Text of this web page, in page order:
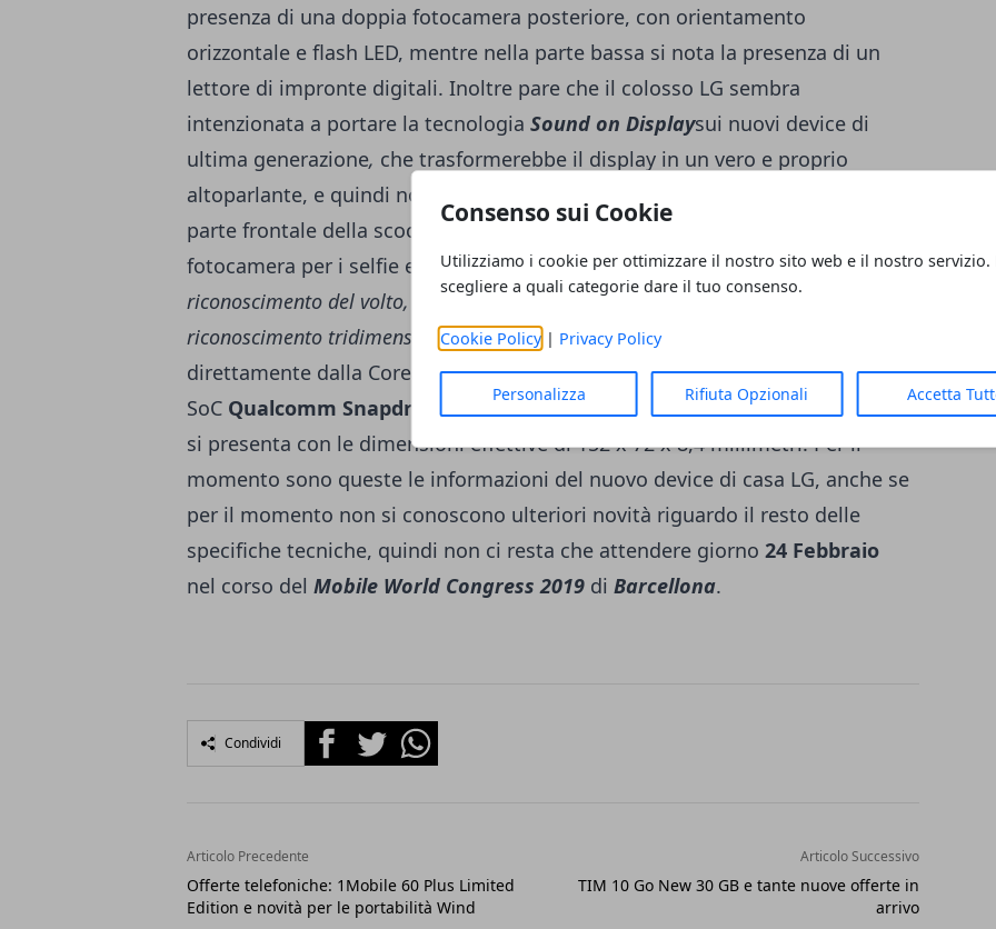
Consenso sui Cookie
Utilizziamo i cookie per ottimizzare il nostro sito web e il nostro servizio.
scegliere a quali categorie dare il tuo consenso.
Cookie Policy| Privacy Policy
Personalizza Rifiuta Opzionali Accetta
presenza di una doppia fotocamera posteriore, con orientamento
orizzontale e flash LED, mentre nella parte bassa si nota la presenza di un
lettore di impronte digitali. Inoltre pare che il colosso LG sembra
intenzionata a portare la tecnologia Sound on Displaysui nuovi device di
ultima generazione, che trasformerebbe il display in un vero e proprio
altoparlante, e quindi non troviamo più la relativa capsula auricolare. Nella
parte frontale della scocca trova posto un notch, che dovrebbe ospitare la
fotocamera per i selfie e vari sensori (molto probabilmente il sistema di
riconoscimento del volto, con illuminatore a infrarossi o fotocamera ToF, per il
riconoscimento tridimensionale).Secondo alcune fonti che provengono
direttamente dalla Corea, il nuovo smartphone di LG dovrebbe integrare il
SoC Qualcomm Snapdragon 855ebatteria da 4.000 mAh,mentre la scocca
si presenta con le dimensioni effettive di 152 x 72 x 8,4 millimetri. Per il
momento sono queste le informazioni del nuovo device di casa LG, anche se
per il momento non si conoscono ulteriori novità riguardo il resto delle
specifiche tecniche, quindi non ci resta che attendere giorno 24 Febbraio
nel corso del Mobile World Congress 2019 di Barcellona.
Condividi FacebookTwitterWhatsapp
Articolo Precedente
Offerte telefoniche: 1Mobile 60 Plus Limited
Edition e novità per le portabilità Wind
Articolo Successivo
TIM 10 Go New 30 GB e tante nuove offerte in
arrivo